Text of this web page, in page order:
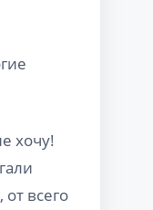
хочу!
всего